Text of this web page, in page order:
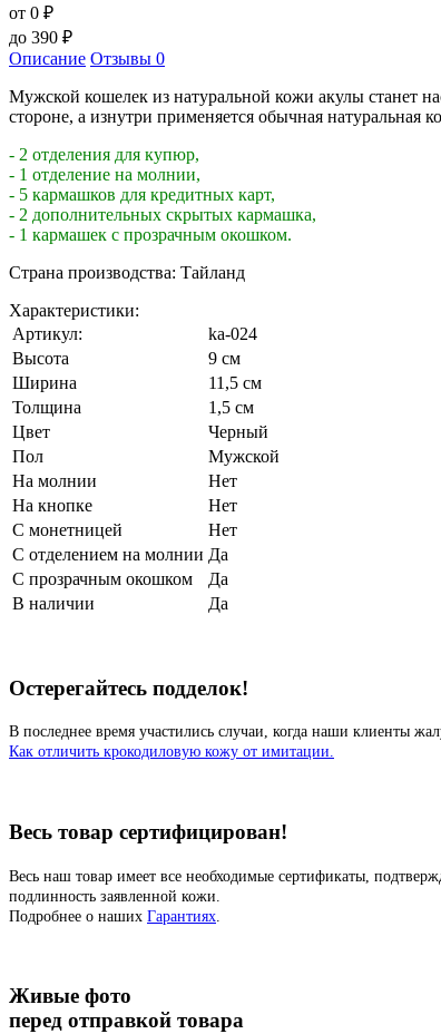
от 0 ₽
до 390 ₽
Описание Отзывы 0
Мужской кошелек из натуральной кожи акулы станет
стороне, а изнутри применяется обычная натуральная
- 2 отделения для купюр,
- 1 отделение на молнии,
- 5 кармашков для кредитных карт,
- 2 дополнительных скрытых кармашка,
- 1 кармашек с прозрачным окошком.
Страна производства: Тайланд
Характеристики:
Артикул:
ka-024
Высота
9 см
Ширина
11,5 см
Толщина
1,5 см
Цвет
Черный
Пол
Мужской
На молнии
Нет
На кнопке
Нет
С монетницей
Нет
С отделением на молнии Да
С прозрачным окошком
Да
В наличии
Да
Остерегайтесь подделок!
В последнее время участились случаи, когда наши клиенты
Как отличить крокодиловую кожу от имитации.
Весь товар сертифицирован!
Весь наш товар имеет все необходимые сертификаты,
подлинность заявленной кожи.
Подробнее о наших Гарантиях
Живые фото
перед отправкой товара